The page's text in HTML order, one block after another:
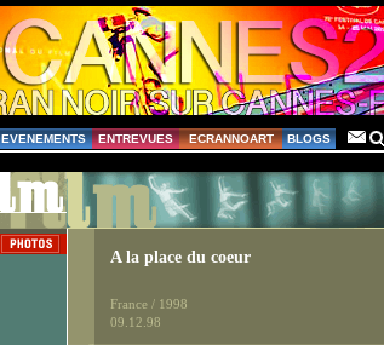
EVENEMENTS ENTREVUES ECRANNOART BLOGS
A la place du coeur
France / 1998
09.12.98